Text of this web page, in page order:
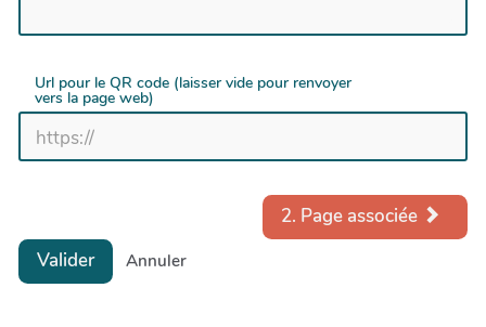
Url pour le QR code (laisser vide pour renvoyer
vers la page web)
2. Page associée
Valider
Annuler